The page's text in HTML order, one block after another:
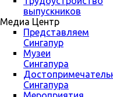
выпускников
Медиа Центр
Представляем
Сингапур
Музеи
Сингапура
Сингапура